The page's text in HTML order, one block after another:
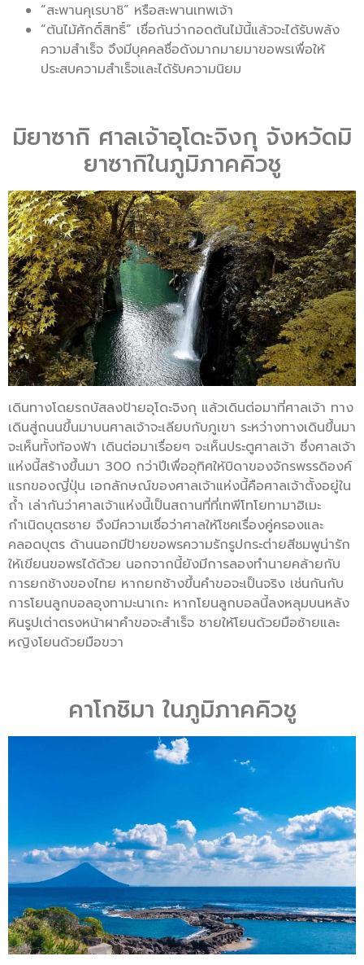
“สะพานคุเรบาชิ” หรือสะพานเทพเจ้า
“ต้นไม้ศักดิ์สิทธิ์” เชื่อกันว่ากอดต้นไม้นี้แล้วจะได้รับพลัง
ความสำเร็จ จึงมีบุคคลชื่อดังมากมายมาขอพรเพื่อให้
ประสบความสำเร็จและได้รับความนิยม
มิยาซากิ ศาลเจ้าอุโดะจิงกุ จังหวัดมิ
ยาซากิในภูมิภาคคิวชู
เดินทางโดยรถบัสลงป้ายอุโดะจิงกุ แล้วเดินต่อมาที่ศาลเจ้า ทาง
เดินสู่ถนนขึ้นมาบนศาลเจ้าจะเลียบกับภูเขา ระหว่างทางเดินขึ้นมา
จะเห็นทั้งท้องฟ้า เดินต่อมาเรื่อยๆ จะเห็นประตูศาลเจ้า ซึ่งศาลเจ้า
แห่งนี้สร้างขึ้นมา 300 กว่าปีเพื่ออุทิศให้บิดาของจักรพรรดิองค์
แรกของญี่ปุ่น เอกลักษณ์ของศาลเจ้าแห่งนี้คือศาลเจ้าตั้งอยู่ใน
ถ้ำ เล่ากันว่าศาลเจ้าแห่งนี้เป็นสถานที่ที่เทพีโทโยทามาฮิเมะ
กำเนิดบุตรชาย จึงมีความเชื่อว่าศาลให้โชคเรื่องคู่ครองและ
คลอดบุตร ด้านนอกมีป้ายขอพรความรักรูปกระต่ายสีชมพูน่ารัก
ให้เขียนขอพรได้ด้วย นอกจากนี้ยังมีการลองทำนายคล้ายกับ
การยกช้างของไทย หากยกช้างขึ้นคำขอจะเป็นจริง เช่นกันกับ
การโยนลูกบอลอุงทามะนาเกะ หากโยนลูกบอลนี้ลงหลุมบนหลัง
หินรูปเต่าตรงหน้าผาคำขอจะสำเร็จ ชายให้โยนด้วยมือซ้ายและ
หญิงโยนด้วยมือขวา
คาโกชิมา ในภูมิภาคคิวชู